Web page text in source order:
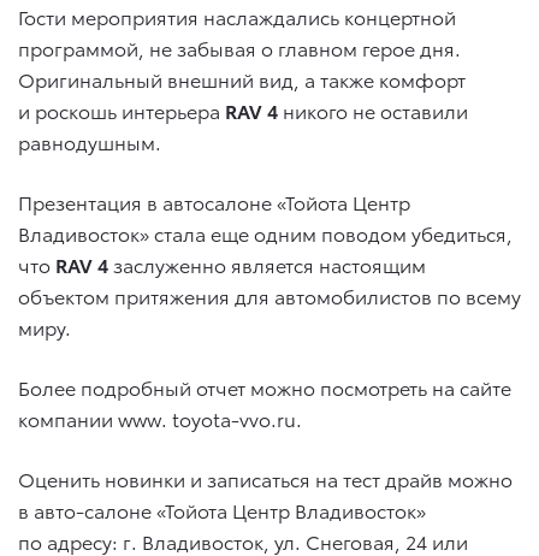
Гости мероприятия наслаждались концертной
программой, не забывая о главном герое дня.
Оригинальный внешний вид, а также комфорт
и роскошь интерьера RAV4 никого не оставили
равнодушным.
Презентация в автосалоне «Тойота Центр
Владивосток» стала еще одним поводом убедиться,
что RAV4заслуженно является настоящим
объектом притяжения для автомобилистов по всему
миру.
Более подробный отчет можно посмотреть на сайте
компании www. toyota-vvo.ru.
Оценить новинки и записаться на тест драйв можно
в авто-салоне «Тойота Центр Владивосток»
по адресу: г. Владивосток, ул. Снеговая, 24 или